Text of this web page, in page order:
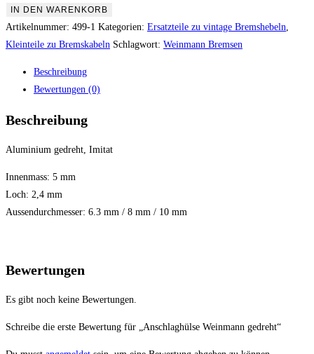
IN DEN WARENKORB
Artikelnummer: 499-1 Kategorien: Ersatzteile zu vintage Bremshebeln
Kleinteile zu Bremskabeln Schlagwort: Weinmann Bremsen
Beschreibung
Bewertungen (0)
Beschreibung
Aluminium gedreht, Imitat
Innenmass: 5 mm
Loch: 2,4 mm
Aussendurchmesser: 6.3 mm / 8 mm / 10 mm
Bewertungen
Es gibt noch keine Bewertungen.
Schreibe die erste Bewertung für „Anschlaghülse Weinmann gedreht“